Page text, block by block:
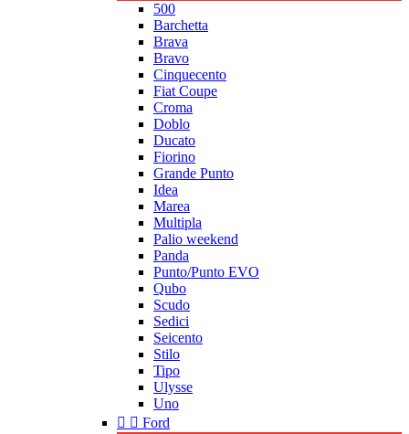
500
Barchetta
Brava
Bravo
Cinquecento
Fiat Coupe
Croma
Doblo
Ducato
Fiorino
Grande Punto
Idea
Marea
Multipla
Palio weekend
Panda
Punto/Punto EVO
Qubo
Scudo
Sedici
Seicento
Stilo
Tipo
Ulysse
Uno
  Ford